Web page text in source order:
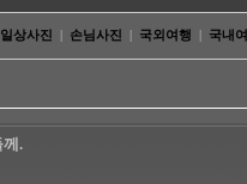
일상사진 손님사진 국외여행 국내
.